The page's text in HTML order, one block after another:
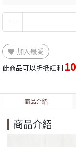
加入最愛
此商品可以折抵紅利 10
商品介紹
商品介紹